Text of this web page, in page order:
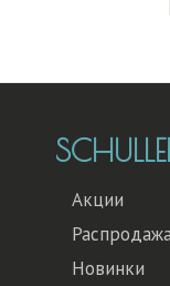
Акции
Новинки